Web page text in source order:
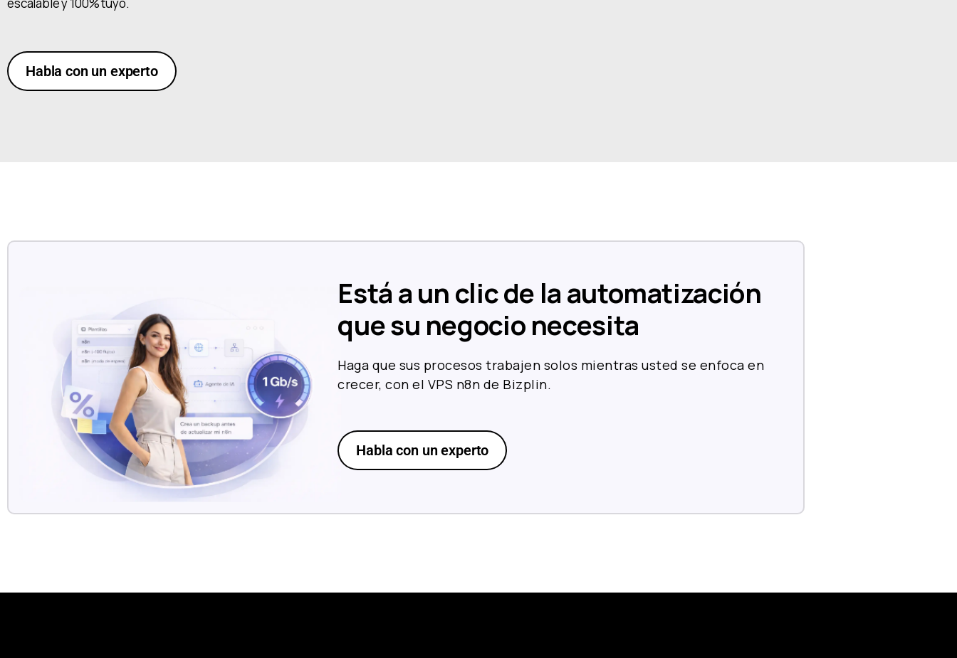
escalable y 100% tuyo.
Habla con un experto
Está a un clic de la automatización
que su negocio necesita
Haga que sus procesos trabajen solos mientras usted se enfoca en
crecer, con el VPS n8n de Bizplin.
Habla con un experto